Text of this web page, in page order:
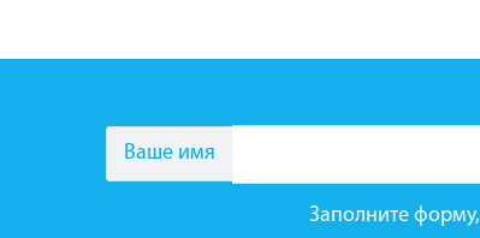
Ваше имя
Заполните